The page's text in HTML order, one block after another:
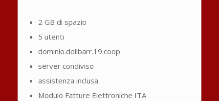
2 GB di spazio
5 utenti
dominio.dolibarr.19.coop
server condiviso
assistenza inclusa
Modulo Fatture Elettroniche ITA